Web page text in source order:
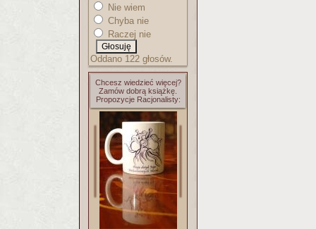
Nie wiem
Chyba nie
Raczej nie
Oddano 122 głosów.
Chcesz wiedzieć więcej?
Zamów dobrą książkę.
Propozycje Racjonalisty: